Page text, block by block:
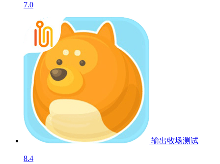
7.0
输出牧场测试
8.4